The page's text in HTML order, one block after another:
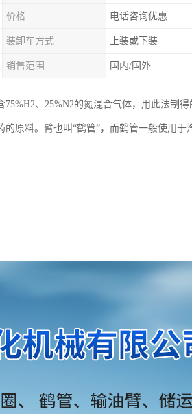
价格 电话咨询优惠
装卸车方式 上装或下装
销售范围 国内/国外
、25%N2的氮混合气体，用此法制
原料。臂也叫“鹤管”，而鹤管一般使用于